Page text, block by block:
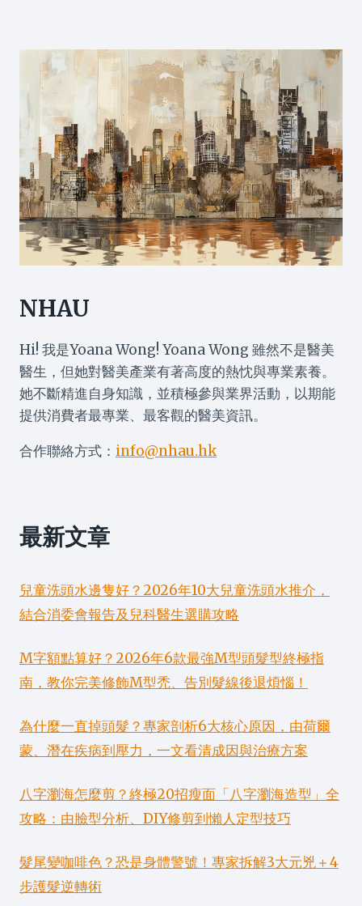
NHAU
Hi! 我是Yoana Wong! Yoana Wong 雖然不是醫美
醫生，但她對醫美產業有著高度的熱忱與專業素養。
她不斷精進自身知識，並積極參與業界活動，以期能
提供消費者最專業、最客觀的醫美資訊。
合作聯絡方式： info@nhau.hk
最新文章
兒童洗頭水邊隻好？2026年10大兒童洗頭水推介，
結合消委會報告及兒科醫生選購攻略
M字額點算好？2026年6款最強M型頭髮型終極指
南，教你完美修飾M型禿、告別髮線後退煩惱！
為什麼一直掉頭髮？專家剖析6大核心原因，由荷爾
蒙、潛在疾病到壓力，一文看清成因與治療方案
八字瀏海怎麼剪？終極20招瘦面「八字瀏海造型」全
攻略：由臉型分析、DIY修剪到懶人定型技巧
髮尾變咖啡色？恐是身體警號！專家拆解3大元兇＋4
步護髮逆轉術